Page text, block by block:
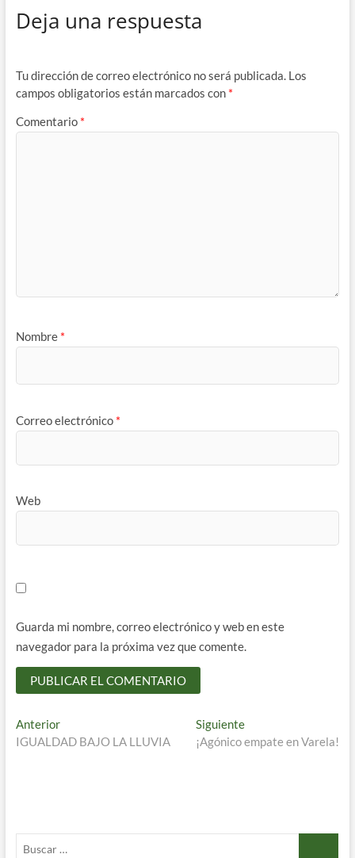
Deja una respuesta
Tu dirección de correo electrónico no será publicada. Los
campos obligatorios están marcados con *
Comentario *
Nombre *
Correo electrónico *
Web
Guarda mi nombre, correo electrónico y web en este
navegador para la próxima vez que comente.
Navegación
de
AnteriorEntrada
anterior:
IGUALDAD BAJO LA LLUVIA
SiguienteEntrada
siguiente:
¡Agónico empate en Varela!